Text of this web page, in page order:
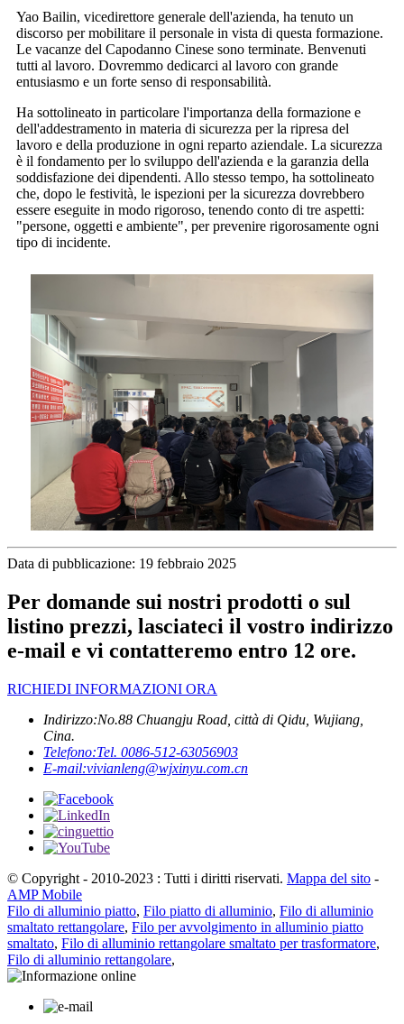
Yao Bailin, vicedirettore generale dell'azienda, ha tenuto un
discorso per mobilitare il personale in vista di questa formazione.
Le vacanze del Capodanno Cinese sono terminate. Benvenuti
tutti al lavoro. Dovremmo dedicarci al lavoro con grande
entusiasmo e un forte senso di responsabilità.
Ha sottolineato in particolare l'importanza della formazione e
dell'addestramento in materia di sicurezza per la ripresa del
lavoro e della produzione in ogni reparto aziendale. La sicurezza
è il fondamento per lo sviluppo dell'azienda e la garanzia della
soddisfazione dei dipendenti. Allo stesso tempo, ha sottolineato
che, dopo le festività, le ispezioni per la sicurezza dovrebbero
essere eseguite in modo rigoroso, tenendo conto di tre aspetti:
"persone, oggetti e ambiente", per prevenire rigorosamente ogni
tipo di incidente.
Data di pubblicazione: 19 febbraio 2025
Per domande sui nostri prodotti o sul
listino prezzi, lasciateci il vostro indirizzo
e-mail e vi contatteremo entro 12 ore.
RICHIEDI INFORMAZIONI ORA
Indirizzo:No.88 Chuangju Road, città di Qidu, Wujiang,
Cina.
Telefono:Tel. 0086-512-63056903
E-mail:vivianleng@wjxinyu.com.cn
© Copyright - 2010-2023 : Tutti i diritti riservati. Mappa del sito -
AMP Mobile
Filo di alluminio piatto, Filo piatto di alluminio, Filo di alluminio
smaltato rettangolare, Filo per avvolgimento in alluminio piatto
smaltato, Filo di alluminio rettangolare smaltato per trasformatore,
Filo di alluminio rettangolare,